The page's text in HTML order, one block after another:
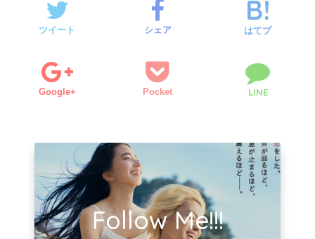
ツイート シェア はてブ
Google+ Pocket LINE
Follow Me!!!